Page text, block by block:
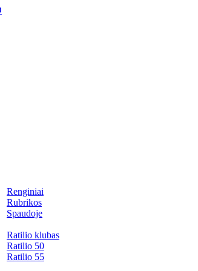
Renginiai
Rubrikos
Spaudoje
Ratilio klubas
Ratilio 50
Ratilio 55